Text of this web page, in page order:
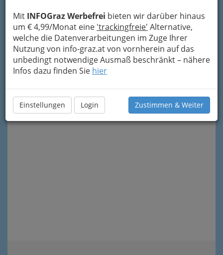
Mit INFOGraz Werbefrei bieten wir darüber hinaus
um € 4,99/Monat eine 'trackingfreie' Alternative,
welche die Datenverarbeitungen im Zuge Ihrer
Nutzung von info-graz.at von vornherein auf das
unbedingt notwendige Ausmaß beschränkt – nähere
Infos dazu finden Sie hier
Einstellungen Login Zustimmen & Weiter
Meine Nachricht senden